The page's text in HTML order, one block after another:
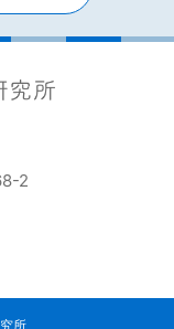
2
所